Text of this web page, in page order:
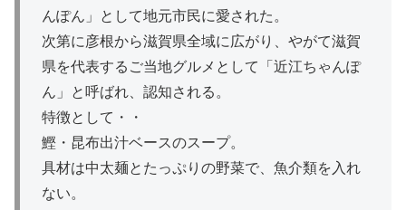
んぽん」として地元市民に愛された。
次第に彦根から滋賀県全域に広がり、やがて滋賀
県を代表するご当地グルメとして「近江ちゃんぽ
ん」と呼ばれ、認知される。
特徴として・・
鰹・昆布出汁ベースのスープ。
具材は中太麺とたっぷりの野菜で、魚介類を入れ
ない。